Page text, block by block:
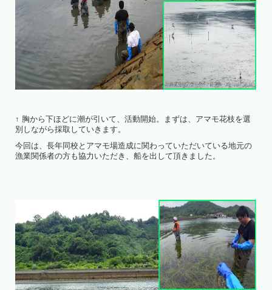
↑ 胸から下ほどに潮が引いて、活動開始。まずは、アマモ花枝を選
別しながら採取していきます。
今回は、長年同校とアマモ場造成に関わっていただいている地元の
漁業関係者の方も協力いただき、船を出して頂きました。